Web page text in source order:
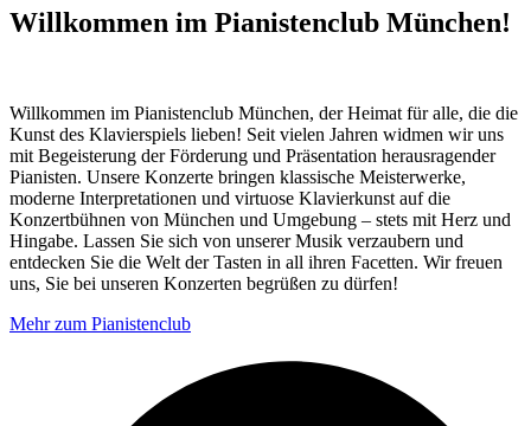
Willkommen im Pianistenclub München!
Willkommen im Pianistenclub München, der Heimat für alle, die die
Kunst des Klavierspiels lieben! Seit vielen Jahren widmen wir uns
mit Begeisterung der Förderung und Präsentation herausragender
Pianisten. Unsere Konzerte bringen klassische Meisterwerke,
moderne Interpretationen und virtuose Klavierkunst auf die
Konzertbühnen von München und Umgebung – stets mit Herz und
Hingabe. Lassen Sie sich von unserer Musik verzaubern und
entdecken Sie die Welt der Tasten in all ihren Facetten. Wir freuen
uns, Sie bei unseren Konzerten begrüßen zu dürfen!
Mehr zum Pianistenclub